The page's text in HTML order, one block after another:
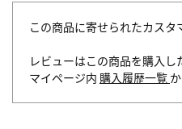
この商品に寄せられたカスタ
レビューはこの商品を購入し
マイページ内 購入履歴一覧